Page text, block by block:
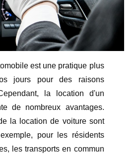
est une pratique plus
jours pour des raisons
la location d'un
de nombreux avantages.
la location de voiture sont
pour les résidents
les transports en commun